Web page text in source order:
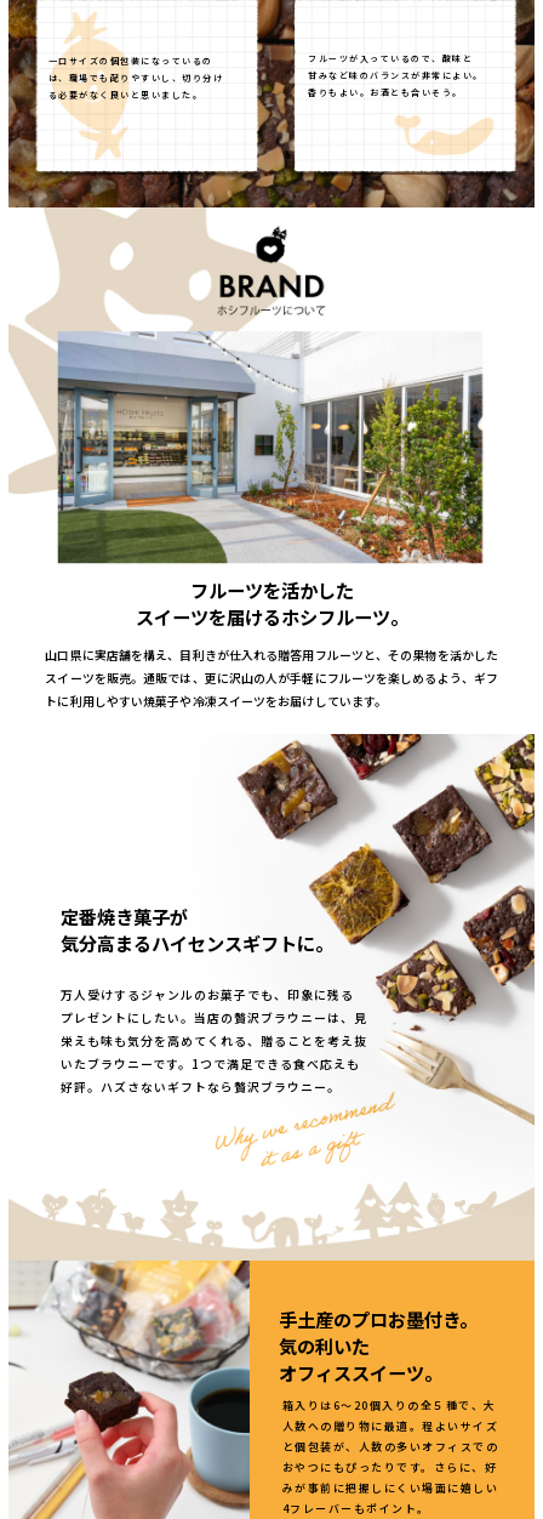
一口サイズの個包装になっているの
は、職場でも配りやすいし、切り分け
る必要がなく良いと思いました。
フルーツが入っているので、酸味と
甘みなど味のバランスが非常によい。
香りもよい。お酒とも合いそう。
フルーツを活かした
スイーツを届けるホシフルーツ。
山口県に実店舗を構え、目利きが仕入れる贈答用フルーツと、その果物を活かした
スイーツを販売。通販では、更に沢山の人が手軽にフルーツを楽しめるよう、ギフ
トに利用しやすい焼菓子や冷凍スイーツをお届けしています。
定番焼き菓子が
気分高まるハイセンスギフトに。
万人受けするジャンルのお菓子でも、印象に残る
プレゼントにしたい。当店の贅沢ブラウニーは、見
栄えも味も気分を高めてくれる、贈ることを考え抜
いたブラウニーです。1つで満足できる食べ応えも
好評。ハズさないギフトなら贅沢ブラウニー。
手土産のプロお墨付き。
気の利いた
オフィススイーツ。
箱入りは6～20個入りの全５種で、大
人数への贈り物に最適。程よいサイズ
と個包装が、人数の多いオフィスでの
おやつにもぴったりです。さらに、好
みが事前に把握しにくい場面に嬉しい
4フレーバーもポイント。